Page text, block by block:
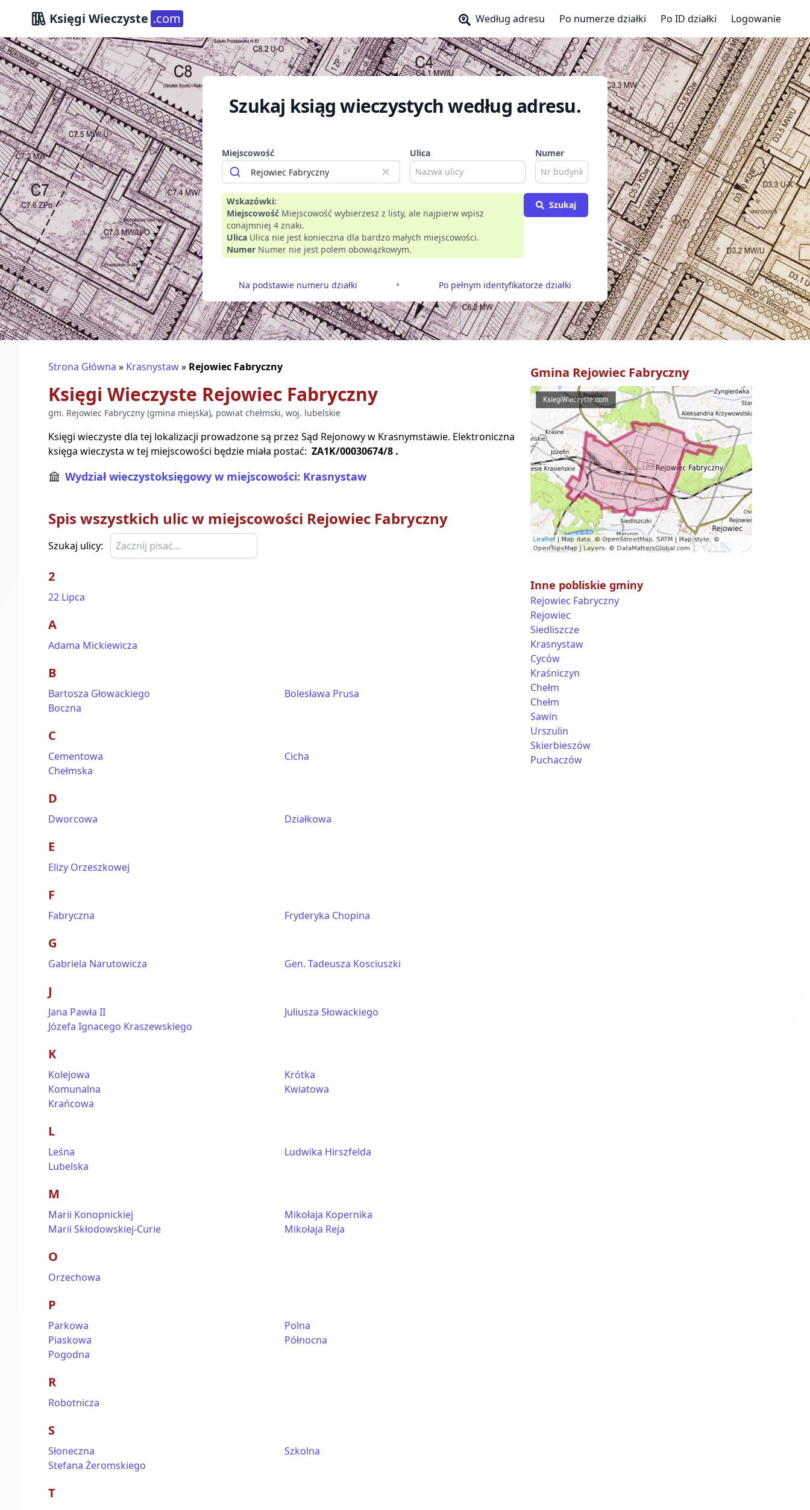
Księgi Wieczyste .com Według adresu Po numerze działki Po ID działki Logowanie
Szukaj ksiąg wieczystych według adresu.
Miejscowość Ulica Numer
Wskazówki:
Miejscowość Miejscowość wybierzesz z listy, ale najpierw wpisz
conajmniej 4 znaki.
Ulica Ulica nie jest konieczna dla bardzo małych miejscowości.
Numer Numer nie jest polem obowiązkowym.
Szukaj
Na podstawie numeru działki • Po pełnym identyfikatorze działki
Strona Główna » Krasnystaw» Rejowiec Fabryczny
Księgi Wieczyste Rejowiec Fabryczny
gm. Rejowiec Fabryczny (gmina miejska), powiat chełmski, woj. lubelskie
Księgi wieczyste dla tej lokalizacji prowadzone są przez Sąd Rejonowy w Krasnymstawie. Elektroniczna
księga wieczysta w tej miejscowości będzie miała postać: ZA1K/00030674/8 .
Wydział wieczystoksięgowy w miejscowości: Krasnystaw
Spis wszystkich ulic w miejscowości Rejowiec Fabryczny
Szukaj ulicy:
2
22 Lipca
A
Adama Mickiewicza
B
Bartosza Głowackiego
Boczna
Bolesława Prusa
C
Cementowa
Chełmska
Cicha
D
Dworcowa Działkowa
E
Elizy Orzeszkowej
F
Fabryczna Fryderyka Chopina
G
Gabriela Narutowicza Gen. Tadeusza Kosciuszki
J
Jana Pawła II
Józefa Ignacego Kraszewskiego
Juliusza Słowackiego
K
Kolejowa
Komunalna
Krańcowa
Krótka
Kwiatowa
L
Leśna
Lubelska
Ludwika Hirszfelda
M
Marii Konopnickiej
Marii Skłodowskiej-Curie
Mikołaja Kopernika
Mikołaja Reja
O
Orzechowa
P
Parkowa
Piaskowa
Pogodna
Polna
Północna
R
Robotnicza
S
Słoneczna
Stefana Żeromskiego
Szkolna
T
Gmina Rejowiec Fabryczny
Inne pobliskie gminy
Rejowiec Fabryczny
Rejowiec
Siedliszcze
Krasnystaw
Cyców
Kraśniczyn
Chełm
Chełm
Sawin
Urszulin
Skierbieszów
Puchaczów